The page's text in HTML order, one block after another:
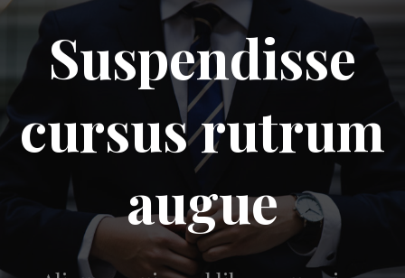
Suspendisse
cursus rutrum
augue